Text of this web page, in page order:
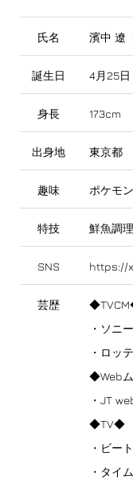
氏名 濱中 遼
誕生日 4月25日
身長 173cm
出身地 東京都
趣味 ポケモ
特技 鮮魚調
SNS https://
芸歴
・ソニ
・ロッ
◆Web
・JT
◆TV◆
・ビー
・タイ